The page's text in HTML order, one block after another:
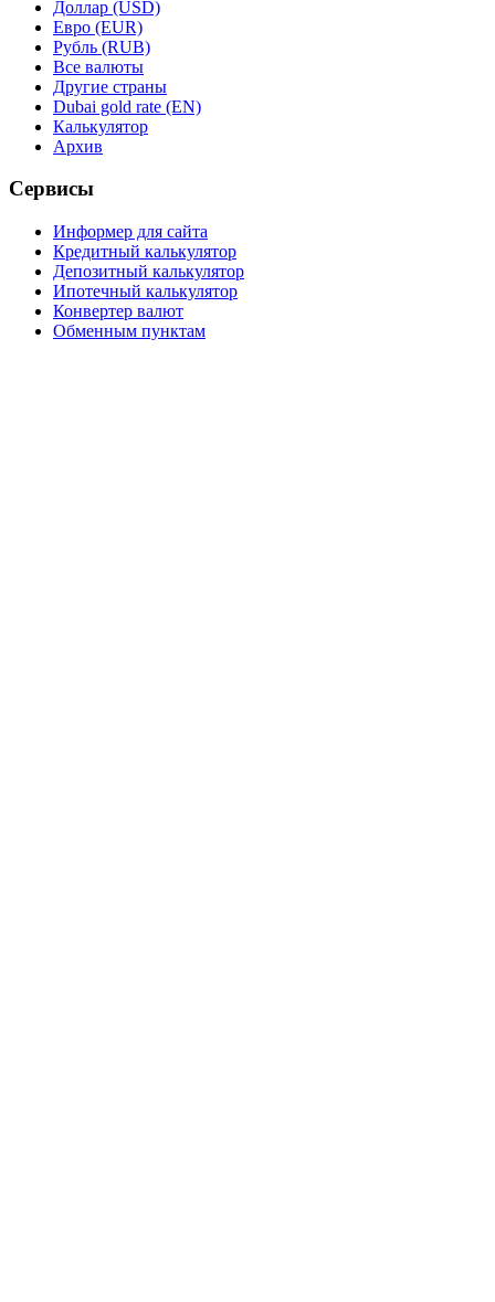
Доллар (USD)
Евро (EUR)
Рубль (RUB)
Все валюты
Другие страны
Dubai gold rate (EN)
Калькулятор
Архив
Сервисы
Информер для сайта
Кредитный калькулятор
Депозитный калькулятор
Ипотечный калькулятор
Конвертер валют
Обменным пунктам